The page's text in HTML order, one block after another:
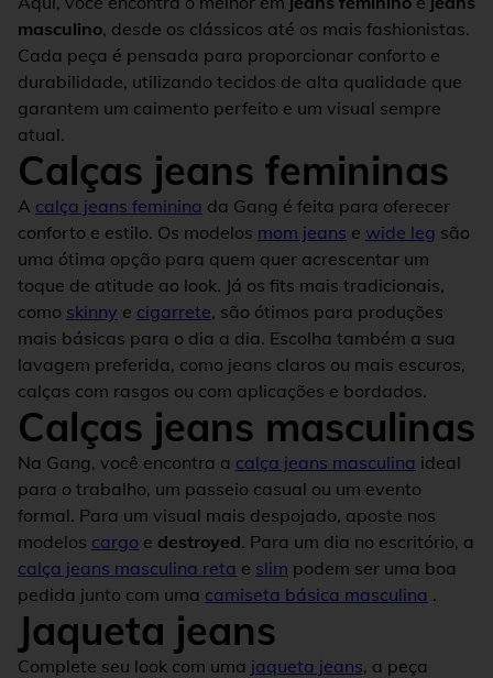
masculino, desde os clássicos até os mais fashionistas.
Cada peça é pensada para proporcionar conforto e
durabilidade, utilizando tecidos de alta qualidade que
garantem um caimento perfeito e um visual sempre
atual.
Calças jeans femininas
A calça jeans feminina da Gang é feita para oferecer
conforto e estilo. Os modelos mom jeans e wide leg são
uma ótima opção para quem quer acrescentar um
toque de atitude ao look. Já os fits mais tradicionais,
como skinny e cigarrete, são ótimos para produções
mais básicas para o dia a dia. Escolha também a sua
lavagem preferida, como jeans claros ou mais escuros,
calças com rasgos ou com aplicações e bordados.
Calças jeans masculinas
Na Gang, você encontra a calça jeans masculina ideal
para o trabalho, um passeio casual ou um evento
formal. Para um visual mais despojado, aposte nos
modelos cargo e destroyed. Para um dia no escritório, a
calça jeans masculina reta e slim podem ser uma boa
pedida junto com uma camiseta básica masculina .
Jaqueta jeans
Complete seu look com uma jaqueta jeans, a peça